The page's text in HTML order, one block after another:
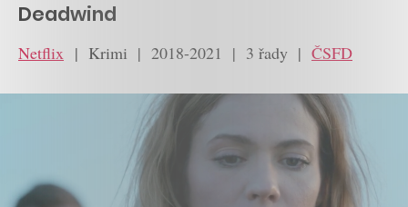
Deadwind
Netflix | Krimi | 2018-2021 | 3 řady | ČSFD